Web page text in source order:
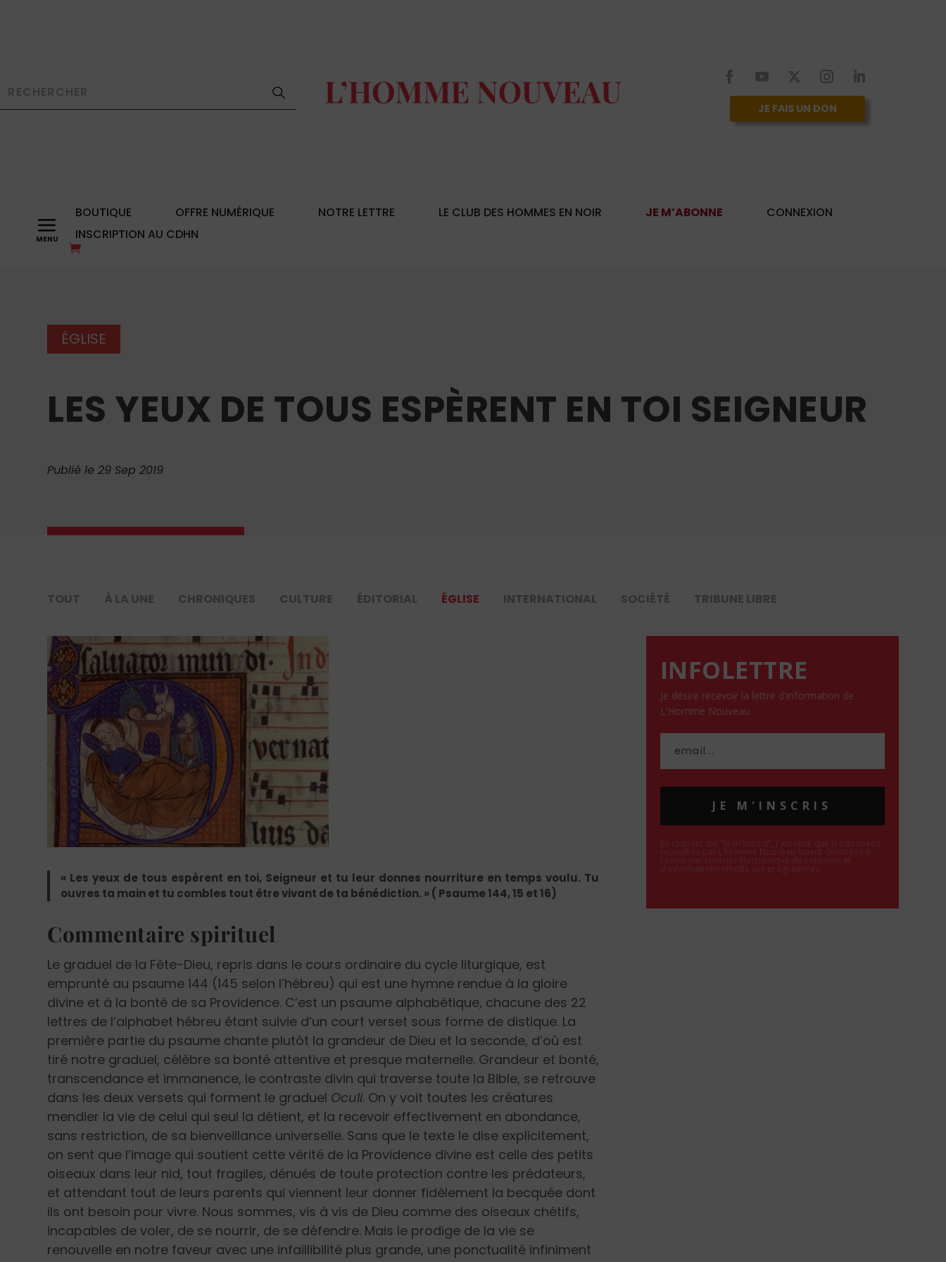
JE FAIS UN DON
a BOUTIQUE OFFRE NUMÉRIQUE NOTRE LETTRE LE CLUB DES HOMMES EN NOIR JE M’ABONNE
CONNEXION
INSCRIPTION AU CDHN
ÉGLISE
LES YEUX DE TOUS ESPÈRENT EN TOI SEIGNEUR
Publié le 29 Sep 2019
TOUT À LA UNE CHRONIQUES CULTURE ÉDITORIAL ÉGLISE INTERNATIONAL SOCIÉTÉ TRIBUNE LIBRE
« Les yeux de tous espèrent en toi, Seigneur et tu leur donnes nourriture en temps voulu. Tu
ouvres ta main et tu combles tout être vivant de ta bénédiction. » ( Psaume 144, 15 et 16)
Commentaire spirituel
Le graduel de la Fête-Dieu, repris dans le cours ordinaire du cycle liturgique, est
emprunté au psaume 144 (145 selon l’hébreu) qui est une hymne rendue à la gloire
divine et à la bonté de sa Providence. C’est un psaume alphabétique, chacune des 22
lettres de l’alphabet hébreu étant suivie d’un court verset sous forme de distique. La
première partie du psaume chante plutôt la grandeur de Dieu et la seconde, d’où est
tiré notre graduel, célèbre sa bonté attentive et presque maternelle. Grandeur et bonté,
transcendance et immanence, le contraste divin qui traverse toute la Bible, se retrouve
dans les deux versets qui forment le graduel Oculi. On y voit toutes les créatures
mendier la vie de celui qui seul la détient, et la recevoir effectivement en abondance,
sans restriction, de sa bienveillance universelle. Sans que le texte le dise explicitement,
on sent que l’image qui soutient cette vérité de la Providence divine est celle des petits
oiseaux dans leur nid, tout fragiles, dénués de toute protection contre les prédateurs,
et attendant tout de leurs parents qui viennent leur donner fidèlement la becquée dont
ils ont besoin pour vivre. Nous sommes, vis à vis de Dieu comme des oiseaux chétifs,
incapables de voler, de se nourrir, de se défendre. Mais le prodige de la vie se
renouvelle en notre faveur avec une infaillibilité plus grande, une ponctualité infiniment
INFOLETTRE
Je désire recevoir la lettre d'information de
L'Homme Nouveau
JE M'INSCRIS
En cliquant sur "Je m'inscris", j'accepte que les données
recueillies par L'Homme Nouveau soient destinées à
l'envoi par courrier électronique de contenus et
d'informations relatifs aux programmes.